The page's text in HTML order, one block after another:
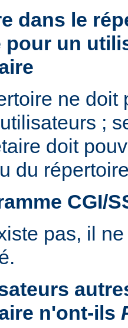
dans le
pour un
ne doit
;
doit
du
CGI/
pas, il
n'ont-ils